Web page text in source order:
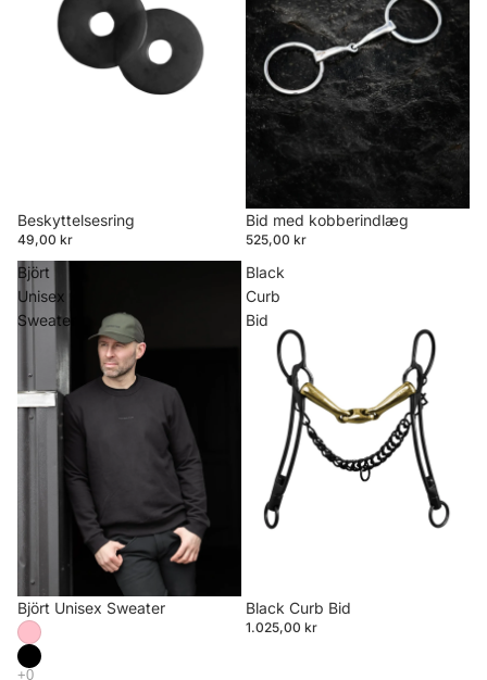
Beskyttelsesring
49,00 kr
Bid med kobberindlæg
525,00 kr
Björt
Unisex
Sweater
Björt Unisex Sweater
Black
Curb
Bid
Black Curb Bid
1.025,00 kr